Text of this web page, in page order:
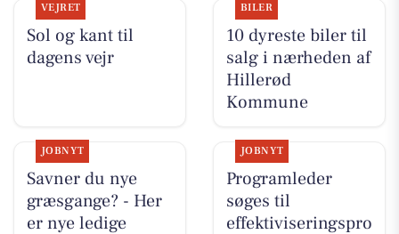
VEJRET
Sol og kant til
dagens vejr
BILER
10 dyreste biler til
salg i nærheden af
Hillerød
Kommune
JOBNYT
Savner du nye
græsgange? - Her
er nye ledige
JOBNYT
Programleder
søges til
effektiviseringspro